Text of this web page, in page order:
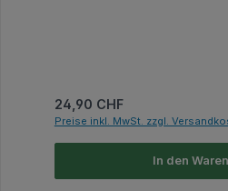
Regulärer Preis:
24,90 CHF
Preise inkl. MwSt. zzgl.
In den